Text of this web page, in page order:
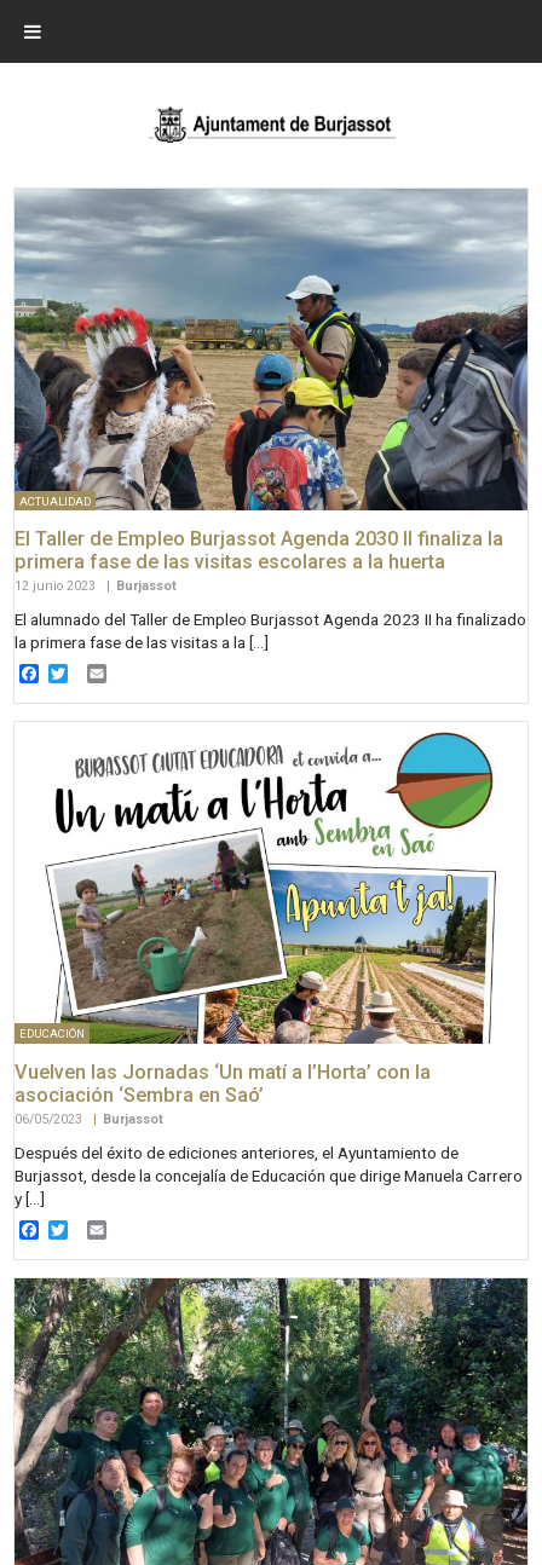
ACTUALIDAD
El Taller de Empleo Burjassot Agenda 2030 II finaliza la
primera fase de las visitas escolares a la huerta
12 junio 2023 Burjassot
El alumnado del Taller de Empleo Burjassot Agenda 2023 II ha finalizado
la primera fase de las visitas a la […]
Facebook
Twitter
EDUCACIÓN
Vuelven las Jornadas ‘Un matí a l’Horta’ con la
asociación ‘Sembra en Saó’
06/05/2023 | Burjassot
Después del éxito de ediciones anteriores, el Ayuntamiento de
Burjassot, desde la concejalía de Educación que dirige Manuela Carrero
y […]
Facebook
Twitter